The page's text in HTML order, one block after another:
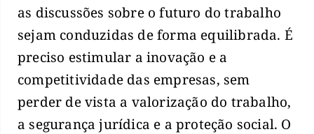
as discussões sobre o futuro do trabalho
sejam conduzidas de forma equilibrada. É
preciso estimular a inovação e a
competitividade das empresas, sem
perder de vista a valorização do trabalho,
a segurança jurídica e a proteção social. O